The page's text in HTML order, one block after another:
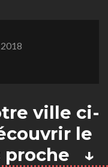
ville ci-
le
proche ↓